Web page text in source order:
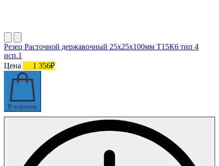
Резец Расточной державочный 25х25х100мм Т15К6 тип 4
исп.1
Цена
1 356₽
В корзину